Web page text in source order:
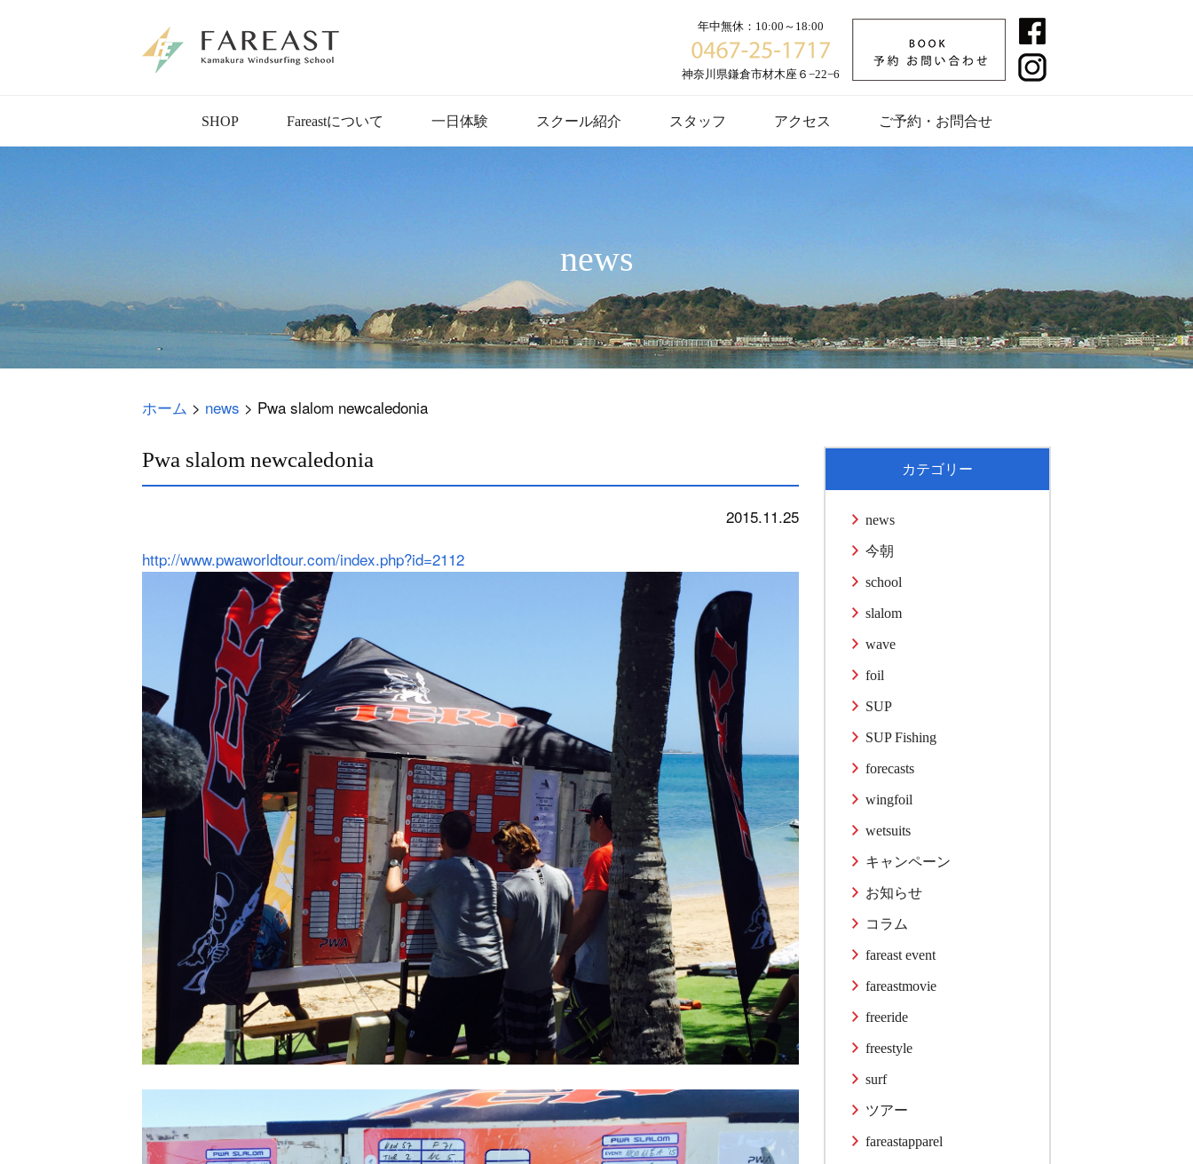
年中無休：10:00～18:00
神奈川県鎌倉市材木座６−22−6
SHOP Fareastについて 一日体験 スクール紹介 スタッフ アクセス ご予約・お問合せ
news
ホーム > news > Pwa slalom newcaledonia
Pwa slalom newcaledonia
2015.11.25
http://www.pwaworldtour.com/index.php?id=2112
カテゴリー
news
今朝
school
slalom
wave
foil
SUP
SUP Fishing
forecasts
wingfoil
wetsuits
キャンペーン
お知らせ
コラム
fareast event
fareastmovie
freeride
freestyle
surf
ツアー
fareastapparel